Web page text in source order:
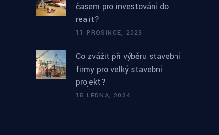
časem pro investování do
realit?
11 PROSINCE, 2023
Co zvážit při výběru stavební
firmy pro velký stavební
projekt?
15 LEDNA, 2024